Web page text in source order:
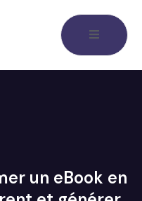
un eBook en